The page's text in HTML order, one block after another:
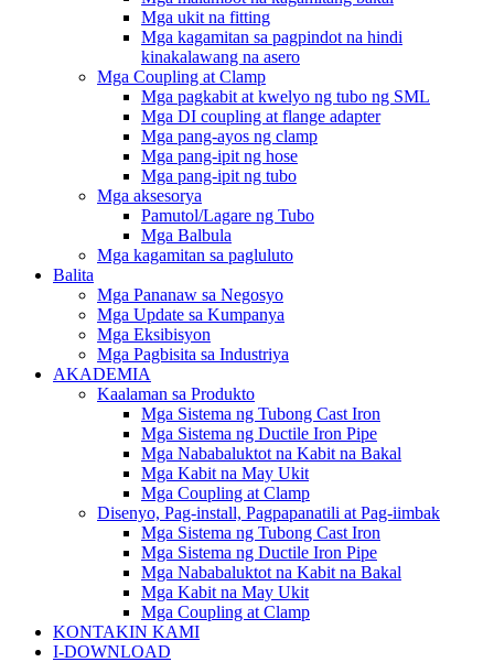
Mga ukit na fitting
Mga kagamitan sa pagpindot na hindi
kinakalawang na asero
Mga Coupling at Clamp
Mga pagkabit at kwelyo ng tubo ng SML
Mga DI coupling at flange adapter
Mga pang-ayos ng clamp
Mga pang-ipit ng hose
Mga pang-ipit ng tubo
Mga aksesorya
Pamutol/Lagare ng Tubo
Mga Balbula
Mga kagamitan sa pagluluto
Balita
Mga Pananaw sa Negosyo
Mga Update sa Kumpanya
Mga Eksibisyon
Mga Pagbisita sa Industriya
AKADEMIA
Kaalaman sa Produkto
Mga Sistema ng Tubong Cast Iron
Mga Sistema ng Ductile Iron Pipe
Mga Nababaluktot na Kabit na Bakal
Mga Kabit na May Ukit
Mga Coupling at Clamp
Disenyo, Pag-install, Pagpapanatili at Pag-iimbak
Mga Sistema ng Tubong Cast Iron
Mga Sistema ng Ductile Iron Pipe
Mga Nababaluktot na Kabit na Bakal
Mga Kabit na May Ukit
Mga Coupling at Clamp
KONTAKIN KAMI
I-DOWNLOAD